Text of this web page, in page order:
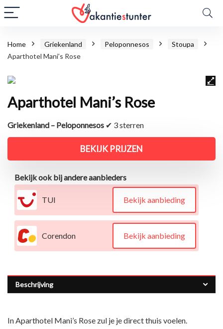
Home Griekenland Peloponnesos
Stoupa
Aparthotel Mani’s Rose
Aparthotel Mani’s Rose
Griekenland – Peloponnesos ✔ 3 sterren
BEKIJK PRIJZEN
Bekijk ook bij andere aanbieders
TUI Bekijk aanbieding
Corendon Bekijk aanbieding
Beschrijving
In Aparthotel Mani’s Rose zul je je direct thuis voelen.